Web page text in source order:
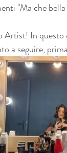
"Ma che
Artist! In
a seguire,